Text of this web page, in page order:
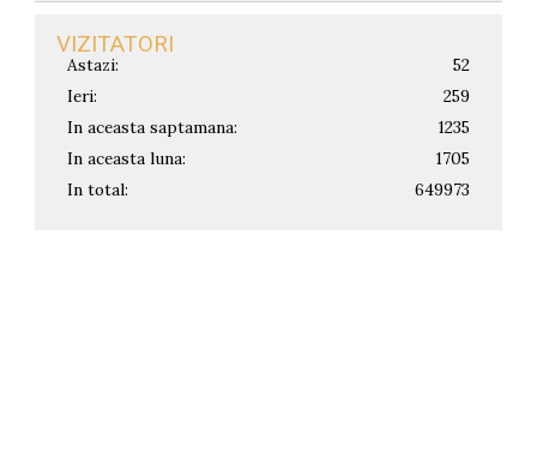
VIZITATORI
Astazi:
52
Ieri:
259
In aceasta saptamana:
1235
In aceasta luna:
1705
In total:
649973